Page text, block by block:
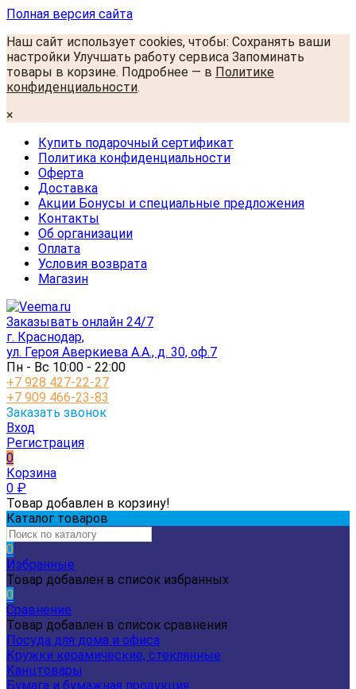
Полная версия сайта
Наш сайт использует cookies, чтобы: Сохранять ваши
настройки Улучшать работу сервиса Запоминать
товары в корзине. Подробнее — в Политике
конфиденциальности.
×
Купить подарочный сертификат
Политика конфиденциальности
Оферта
Доставка
Акции Бонусы и специальные предложения
Контакты
Об организации
Оплата
Условия возврата
Магазин
Заказывать онлайн 24/7
г. Краснодар,
ул. Героя Аверкиева А.А., д. 30, оф.7
Пн - Вс 10:00 - 22:00
+7 928 427-22-27
+7 909 466-23-83
Заказать звонок
Вход
Регистрация
0
Корзина
0 ₽
Товар добавлен в корзину!
Каталог товаров
0
Избранные
Товар добавлен в список избранных
0
Сравнение
Товар добавлен в список сравнения
Посуда для дома и офиса
Кружки керамические, стеклянные
Канцтовары
Бумага и бумажная продукция